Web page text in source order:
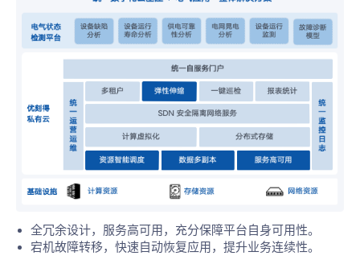
全冗余设计，服务高可用，充分保障平台自身可用性。
宕机故障转移，快速自动恢复应用，提升业务连续性。